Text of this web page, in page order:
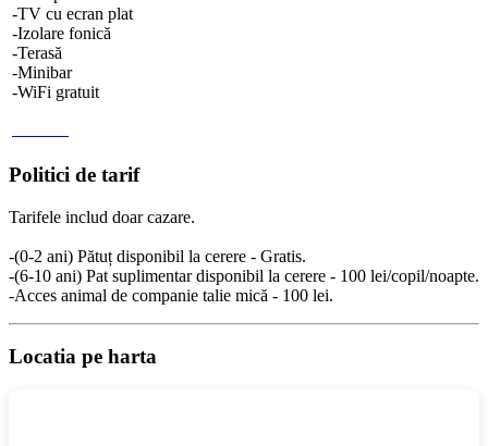
-TV cu ecran plat
-Izolare fonică
-Terasă
-Minibar
-WiFi gratuit
Politici de tarif
Tarifele includ doar cazare.
-(0-2 ani) Pătuț disponibil la cerere - Gratis.
-(6-10 ani) Pat suplimentar disponibil la cerere - 100 lei/copil/noapte.
-Acces animal de companie talie mică - 100 lei.
Locatia pe harta